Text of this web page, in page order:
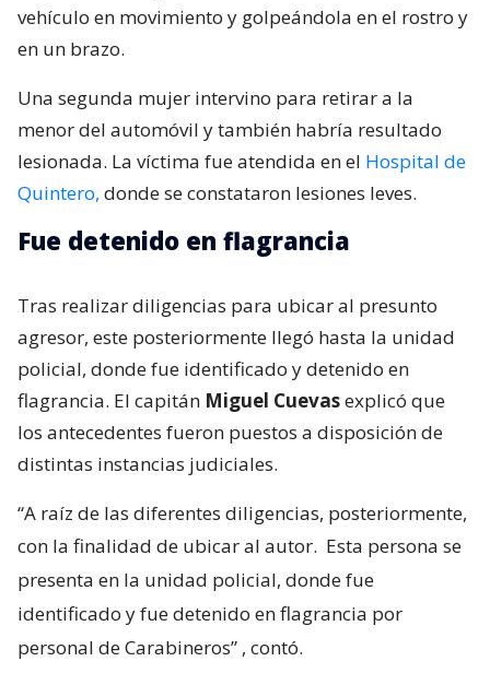
vehículo en movimiento y golpeándola en el rostro y
en un brazo.
Una segunda mujer intervino para retirar a la
menor del automóvil y también habría resultado
lesionada. La víctima fue atendida en el Hospital de
Quintero, donde se constataron lesiones leves.
Fue detenido en flagrancia
Tras realizar diligencias para ubicar al presunto
agresor, este posteriormente llegó hasta la unidad
policial, donde fue identificado y detenido en
flagrancia. El capitán Miguel Cuevasexplicó que
los antecedentes fueron puestos a disposición de
distintas instancias judiciales.
“A raíz de las diferentes diligencias, posteriormente,
con la finalidad de ubicar al autor. Esta persona se
presenta en la unidad policial, donde fue
identificado y fue detenido en flagrancia por
personal de Carabineros” , contó.